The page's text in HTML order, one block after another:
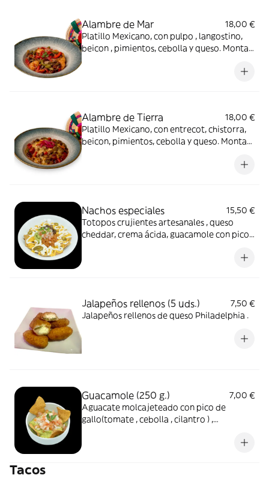
Alambre de Mar
18,00 €
Platillo Mexicano, con pulpo , langostino,
beicon , pimientos, cebolla y queso. Monta
Alambre de Tierra
18,00 €
Platillo Mexicano, con entrecot, chistorra,
beicon, pimientos, cebolla y queso. Monta
Nachos especiales
15,50 €
Totopos crujientes artesanales , queso
cheddar, crema ácida, guacamole con pico
pork (carne de cerdo deshebrada casera,
Jalapeños rellenos (5 uds.)
7,50 €
Jalapeños rellenos de queso Philadelphia .
Guacamole (250 g.)
7,00 €
Aguacate molcajeteado con pico de
gallo(tomate , cebolla , cilantro ) ,
Tacos